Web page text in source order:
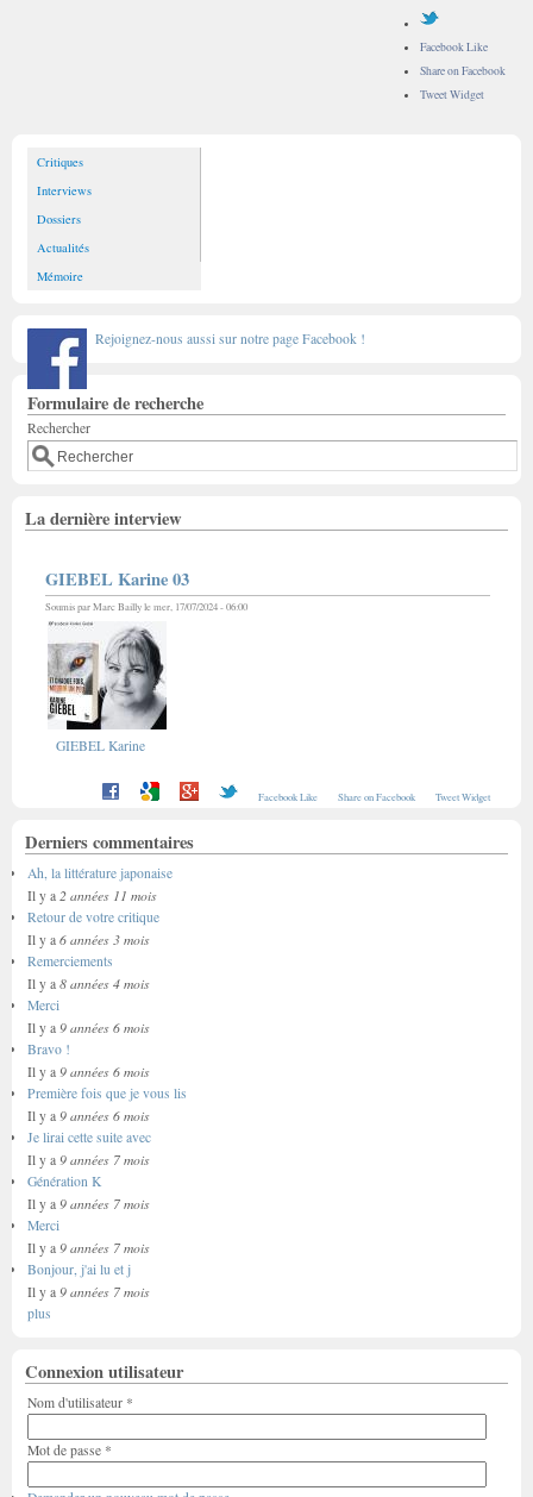
Facebook Like
Share on Facebook
Tweet Widget
Critiques
Interviews
Dossiers
Actualités
Mémoire
Rejoignez-nous aussi sur notre page Facebook !
Formulaire de recherche
Rechercher
La dernière interview
GIEBEL Karine 03
Soumis parMarc Baillyle mer, 17/07/2024 - 06:00
GIEBEL Karine
Facebook Like Share on Facebook Tweet Widget
Derniers commentaires
Ah, la littérature japonaise
Il y a 2 années 11 mois
Retour de votre critique
Il y a 6 années 3 mois
Remerciements
Il y a 8 années 4 mois
Merci
Il y a 9 années 6 mois
Bravo !
Il y a 9 années 6 mois
Première fois que je vous lis
Il y a 9 années 6 mois
Je lirai cette suite avec
Il y a 9 années 7 mois
Génération K
Il y a 9 années 7 mois
Merci
Il y a 9 années 7 mois
Bonjour, j'ai lu et j
Il y a 9 années 7 mois
plus
Connexion utilisateur
Nom d'utilisateur *
Mot de passe *